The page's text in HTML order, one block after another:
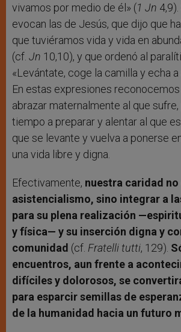
vivamos por medio de él» (1 Jn
evocan las de Jesús, que dijo que
que tuviéramos vida y vida en
(cf. Jn 10,10), y que ordenó al
«Levántate, coge la camilla y echa a
En estas expresiones
abrazar maternalmente al que
tiempo a preparar y alentar al que
que se levante y vuelva a ponerse
una vida libre y digna.
Efectivamente, nuestra caridad
asistencialismo, sino integrar a
para su plena realización
y física— y su inserción digna y
comunidad (cf. Fratelli tutti, 129).
encuentros, aun frente a
difíciles y dolorosos, se
para esparcir semillas de
de la humanidad hacia un futuro